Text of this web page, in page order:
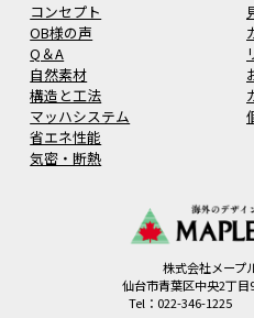
コンセプト
OB様の声
Q＆A
自然素材
構造と工法
マッハシステム
省エネ性能
気密・断熱
株式会社メープ
仙台市青葉区中央2丁
Tel：022-346-1225